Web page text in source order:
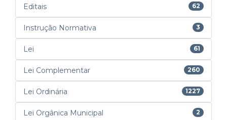
Editais 62
Instrução Normativa 3
Lei 61
Lei Complementar 260
Lei Ordinária 1227
Lei Orgânica Municipal 2